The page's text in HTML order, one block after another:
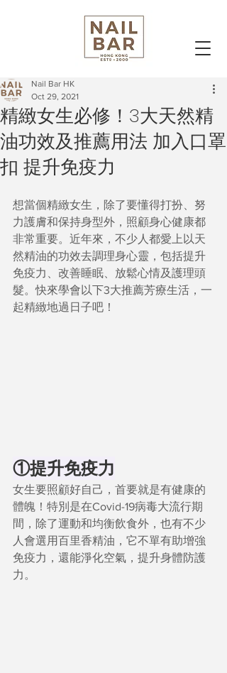
精緻女生必修！3大天然精
油功效及推薦用法 加入口罩
扣 提升免疫力
Nail Bar HK
Oct 29, 2021
想當個精緻女生，除了要懂得打扮、努
力護膚和保持身型外，照顧身心健康都
非常重要。近年來，不少人都愛上以天
然精油的功效去調理身心靈，包括提升
免疫力、改善睡眠、放鬆心情及護理頭
髮。快來學會以下3大推薦芳療生活，一
起精緻地過日子吧！
①提升免疫力
女生要照顧好自己，首要就是有健康的
體魄！特別是在Covid-19病毒大流行期
間，除了運動和均衡飲食外，也有不少
人會選用百里香精油，它不單有助增強
免疫力，還能淨化空氣，提升身體防護
力。